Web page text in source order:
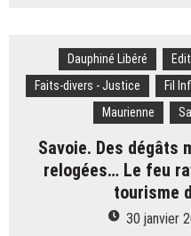
le
du
Dauphiné Libéré
Faits-divers - Justice
Fil
Maurienne
Savoie. Des dégâts
relogées… Le feu
tourisme
30 janvier